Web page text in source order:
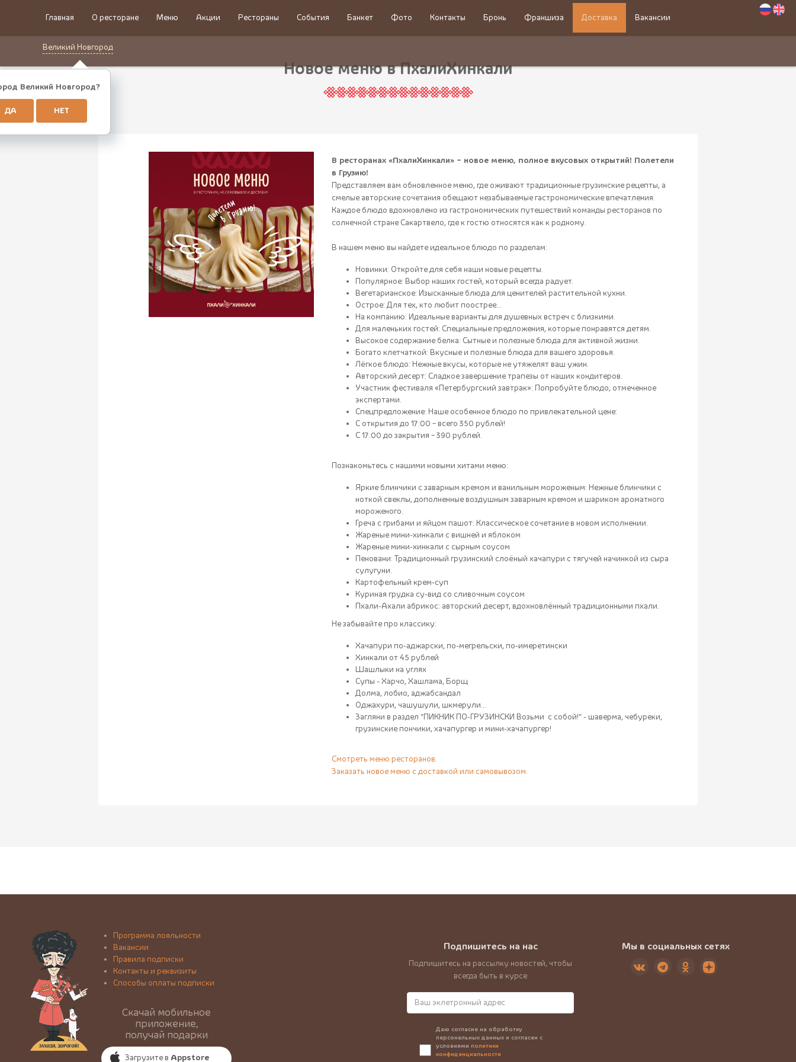
Главная О ресторане Меню Акции Рестораны События Банкет Фото Контакты Бронь Франшиза Доставка Вакансии
Великий Новгород
Великий Новгород?
ДА НЕТ
Новое меню в ПхалиХинкали
В ресторанах «ПхалиХинкали» – новое меню, полное вкусовых открытий! Полетели
в Грузию!
Представляем вам обновленное меню, где оживают традиционные грузинские рецепты, а
смелые авторские сочетания обещают незабываемые гастрономические впечатления.
Каждое блюдо вдохновлено из гастрономических путешествий команды ресторанов по
солнечной стране Сакартвело, где к гостю относятся как к родному.
В нашем меню вы найдете идеальное блюдо по разделам:
Новинки: Откройте для себя наши новые рецепты.
Популярное: Выбор наших гостей, который всегда радует.
Вегетарианское: Изысканные блюда для ценителей растительной кухни.
Острое: Для тех, кто любит поострее...
На компанию: Идеальные варианты для душевных встреч с близкими.
Для маленьких гостей: Специальные предложения, которые понравятся детям.
Высокое содержание белка: Сытные и полезные блюда для активной жизни.
Богато клетчаткой: Вкусные и полезные блюда для вашего здоровья.
Лёгкое блюдо: Нежные вкусы, которые не утяжелят ваш ужин.
Авторский десерт: Сладкое завершение трапезы от наших кондитеров.
Участник фестиваля «Петербургский завтрак»: Попробуйте блюдо, отмеченное
экспертами.
Спецпредложение: Наше особенное блюдо по привлекательной цене:
С открытия до 17:00 – всего 350 рублей!
С 17:00 до закрытия – 390 рублей.
Познакомьтесь с нашими новыми хитами меню:
Яркие блинчики с заварным кремом и ванильным мороженым: Нежные блинчики с
ноткой свеклы, дополненные воздушным заварным кремом и шариком ароматного
мороженого.
Греча с грибами и яйцом пашот: Классическое сочетание в новом исполнении.
Жареные мини-хинкали с вишней и яблоком
Жареные мини-хинкали с сырным соусом
Пеновани: Традиционный грузинский слоёный хачапури с тягучей начинкой из сыра
сулугуни.
Картофельный крем-суп
Куриная грудка су-вид со сливочным соусом
Пхали-Ахали абрикос: авторский десерт, вдохновлённый традиционными пхали.
Не забывайте про классику:
Хачапури по-аджарски, по-мегрельски, по-имеретински
Хинкали от 45 рублей
Шашлыки на углях
Супы - Харчо, Хашлама, Борщ
Долма, лобио, аджабсандал
Оджахури, чашушули, шкмерули...
Загляни в раздел "ПИКНИК ПО-ГРУЗИНСКИ Возьми с собой!" - шаверма, чебуреки,
грузинские пончики, хачапургер и мини-хачапургер!
Смотреть меню ресторанов.
Заказать новое меню с доставкой или самовывозом.
Программа лояльности
Вакансии
Правила подписки
Контакты и реквизиты
Способы оплаты подписки
Скачай мобильное
приложение,
получай подарки
Загрузите в Appstore
Подпишитесь на нас
Подпишитесь на рассылку новостей, чтобы
всегда быть в курсе
Даю согласие на обработку
персональных данных и согласен с
условиями политики
конфиденциальности
Мы в социальных сетях